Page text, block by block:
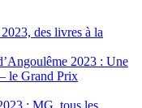
des livres à la
2023 : Une
le Grand Prix